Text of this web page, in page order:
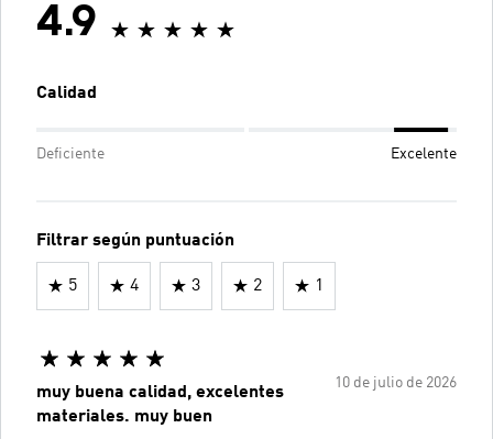
4.9
Calidad
Deficiente Excelente
Filtrar según puntuación
5 4 3 2 1
10 de julio de 2026
muy buena calidad, excelentes
materiales. muy buen